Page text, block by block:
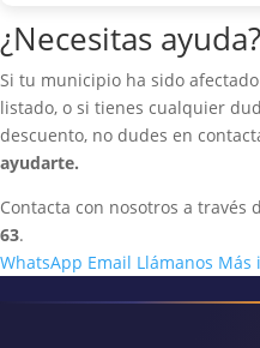
¿Necesitas ayuda?
Si tu municipio ha sido
listado, o si tienes cualquier
descuento, no dudes en
ayudarte.
Contacta con nosotros a través
63.
WhatsApp Email Llámanos Más